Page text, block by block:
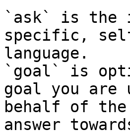
`ask` is the
specific,
language.
`goal` is
goal you are
behalf of
answer